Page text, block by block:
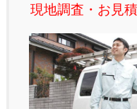
現地調査・お見